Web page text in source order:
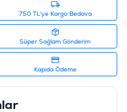
%4
%4
%2
750 TL'ye Kargo Bedava
Süper Sağlam Gönderim
Kapıda Ödeme